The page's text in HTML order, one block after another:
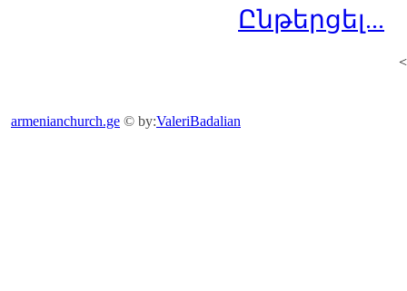
Ընթերցել...
armenianchurch.ge © by:ValeriBadalian